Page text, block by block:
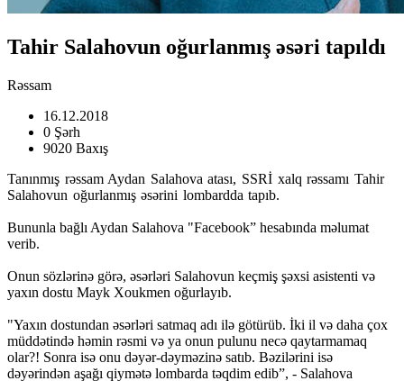
Tahir Salahovun oğurlanmış əsəri tapıldı
Rəssam
16.12.2018
0 Şərh
9020 Baxış
Tanınmış rəssam Aydan Salahova atası, SSRİ xalq rəssamı Tahir
Salahovun oğurlanmış əsərini lombardda tapıb.
Bununla bağlı Aydan Salahova "Facebook” hesabında məlumat
verib.
Onun sözlərinə görə, əsərləri Salahovun keçmiş şəxsi asistenti və
yaxın dostu Mayk Xoukmen oğurlayıb.
"Yaxın dostundan əsərləri satmaq adı ilə götürüb. İki il və daha çox
müddətində həmin rəsmi və ya onun pulunu necə qaytarmamaq
olar?! Sonra isə onu dəyər-dəyməzinə satıb. Bəzilərini isə
dəyərindən aşağı qiymətə lombarda təqdim edib”, - Salahova